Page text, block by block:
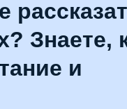
Знаете,
и